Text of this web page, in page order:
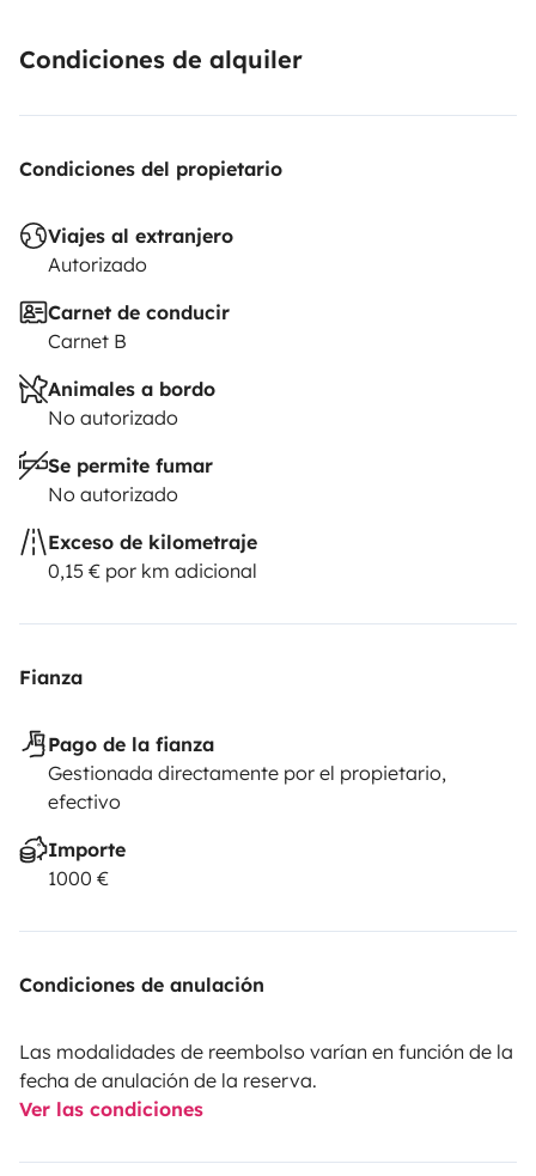
Condiciones de alquiler
Condiciones del propietario
Viajes al extranjero
Autorizado
Carnet de conducir
Carnet B
Animales a bordo
No autorizado
Se permite fumar
No autorizado
Exceso de kilometraje
0,15 € por km adicional
Fianza
Pago de la fianza
Gestionada directamente por el propietario,
efectivo
Importe
1000 €
Condiciones de anulación
Las modalidades de reembolso varían en función de la
fecha de anulación de la reserva.
Ver las condiciones